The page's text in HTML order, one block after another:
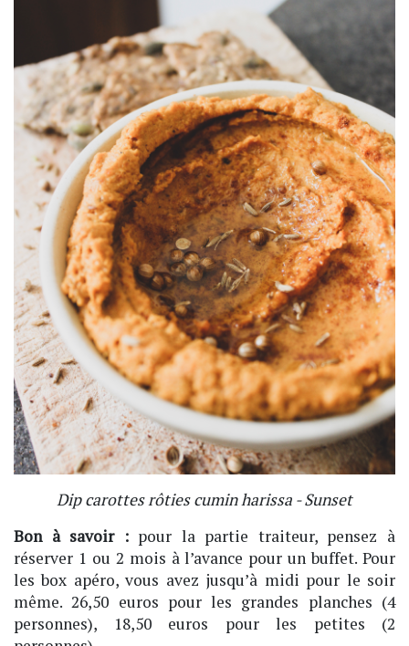
Dip carottes rôties cumin harissa - Sunset
Bon à savoir :pour la partie traiteur, pensez à
réserver 1 ou 2 mois à l’avance pour un buffet. Pour
les box apéro, vous avez jusqu’à midi pour le soir
même. 26,50 euros pour les grandes planches (4
personnes), 18,50 euros pour les petites (2